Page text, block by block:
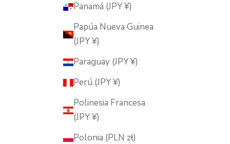
Panamá (JPY ¥)
Papúa Nueva Guinea
(JPY ¥)
Paraguay (JPY ¥)
Perú (JPY ¥)
Polinesia Francesa
(JPY ¥)
Polonia (PLN zł)